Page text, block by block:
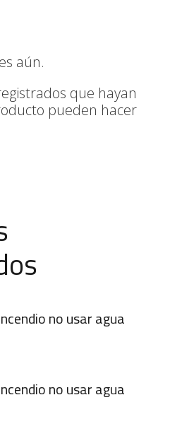
aún.
que hayan
pueden hacer
no usar agua
no usar agua